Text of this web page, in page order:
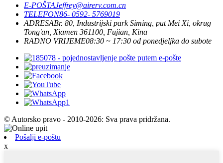
E-POŠTAJeffrey@airerv.com.cn
TELEFON86- 0592- 5769019
ADRESABr. 80, Industrijski park Siming, put Mei Xi, okrug
Tong'an, Xiamen 361100, Fujian, Kina
RADNO VRIJEME08:30 ~ 17:30 od ponedjeljka do subote
© Autorsko pravo - 2010-2026: Sva prava pridržana.
Pošalji e-poštu
x